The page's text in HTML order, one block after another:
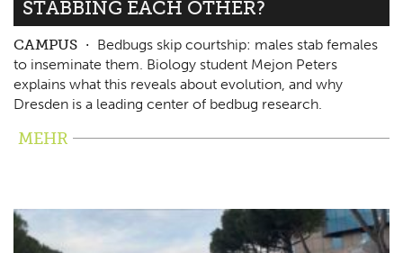
STABBING EACH OTHER?
CAMPUS
Bedbugs skip courtship: males stab females
to inseminate them. Biology student Mejon Peters
explains what this reveals about evolution, and why
Dresden is a leading center of bedbug research.
MEHR